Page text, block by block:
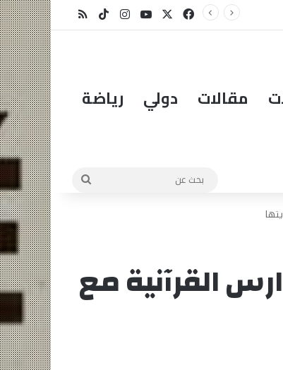
فيسبوكيوتيوبانستقرام
‫TikTokملخص الموقع RSS
مقالات دولي رياضة
بحث
القرآنية مع